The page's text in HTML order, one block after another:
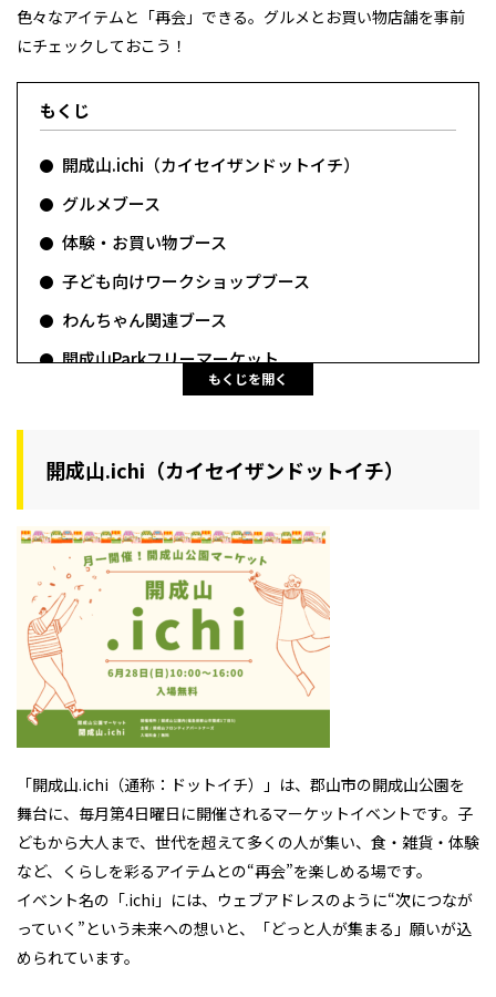
色々なアイテムと「再会」できる。グルメとお買い物店舗を事前
にチェックしておこう！
もくじ
開成山.ichi（カイセイザンドットイチ）
グルメブース
体験・お買い物ブース
子ども向けワークショップブース
わんちゃん関連ブース
開成山Parkフリーマーケット
もくじを開く
開成山.ichi（カイセイザンドットイチ）
「開成山.ichi（通称：ドットイチ）」は、郡山市の開成山公園を
舞台に、毎月第4日曜日に開催されるマーケットイベントです。子
どもから大人まで、世代を超えて多くの人が集い、食・雑貨・体験
など、くらしを彩るアイテムとの“再会”を楽しめる場です。
イベント名の「.ichi」には、ウェブアドレスのように“次につなが
っていく”という未来への想いと、「どっと人が集まる」願いが込
められています。